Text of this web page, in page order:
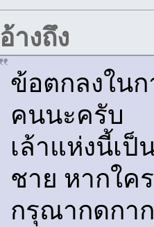
อ้างถึง
ข้อตกลงใน
คนนะครับ
เล้าแห่งนี้เ
ชาย หากใค
กรุณากดกา